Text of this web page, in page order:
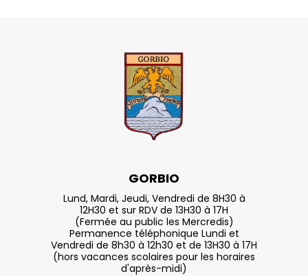
GORBIO
Lund, Mardi, Jeudi, Vendredi de 8H30 à
12H30 et sur RDV de 13H30 à 17H
(Fermée au public les Mercredis)
Permanence téléphonique Lundi et
Vendredi de 8h30 à 12h30 et de 13H30 à 17H
(hors vacances scolaires pour les horaires
d'après-midi)